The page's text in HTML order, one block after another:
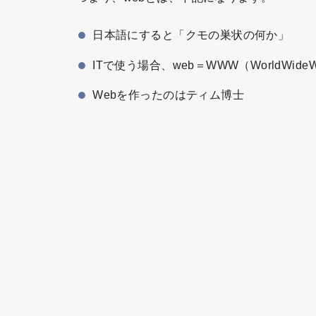
日本語にすると「クモの巣状の何か」
ITで使う場合、web＝WWW（
Webを作ったのはティム博士